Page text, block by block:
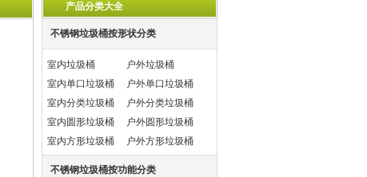
产品分类大全
不锈钢垃圾桶按形状分类
室内垃圾桶
户外垃圾桶
室内单口垃圾桶
户外单口垃圾桶
室内分类垃圾桶
户外分类垃圾桶
室内圆形垃圾桶
户外圆形垃圾桶
室内方形垃圾桶
户外方形垃圾桶
不锈钢垃圾桶按功能分类